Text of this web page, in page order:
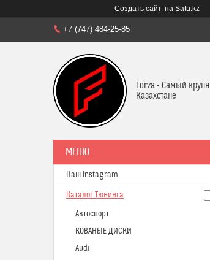
Создать сайт на Satu.kz
+7 (747) 484-25-85
Forza - Самый
Казахстане
Наш Instagram
Каталог Тюнинга
Автоспорт
КОВАНЫЕ ДИСКИ
Audi